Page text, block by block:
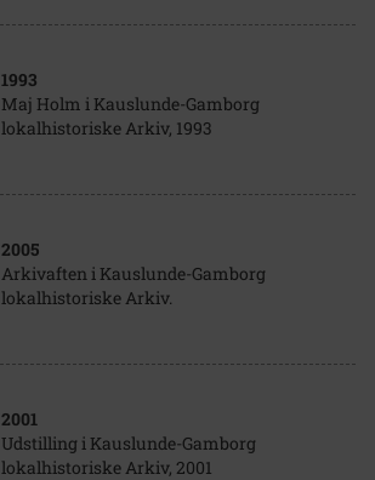
1993
Maj Holm i Kauslunde-Gamborg
lokalhistoriske Arkiv, 1993
2005
Arkivaften i Kauslunde-Gamborg
lokalhistoriske Arkiv.
2001
Udstilling i Kauslunde-Gamborg
lokalhistoriske Arkiv, 2001